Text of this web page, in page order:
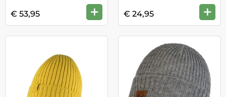
€ 53,95 + € 24,95 +